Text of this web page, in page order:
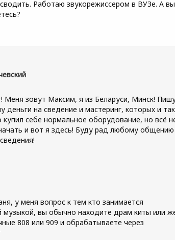
Работаю звукорежиссером в ВУЗе. А
Меня зовут Максим, я из Беларуси, Минск!
деньги на сведение и мастеринг, которых и так
себе нормальное оборудование, но всё
и вот я здесь! Буду рад любому
у меня вопрос к тем кто занимается
музыкой, вы обычно находите драм киты или
808 или 909 и обрабатываете через